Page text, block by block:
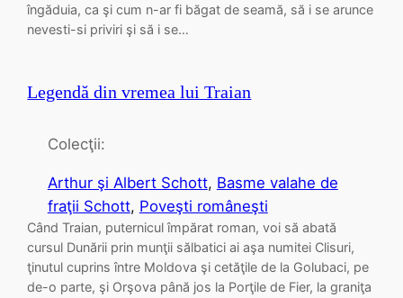
îngăduia, ca şi cum n-ar fi băgat de seamă, să i se arunce
nevesti-si priviri şi să i se…
Legendă din vremea lui Traian
Colecţii:
Arthur şi Albert Schott, Basme valahe de
fraţii Schott, Poveşti româneşti
Când Traian, puternicul împărat roman, voi să abată
cursul Dunării prin munţii sălbatici ai aşa numitei Clisuri,
ţinutul cuprins între Moldova şi cetăţile de la Golubaci, pe
de-o parte, şi Orşova până jos la Porţile de Fier, la graniţa